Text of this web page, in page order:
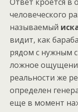
человеческого
называемый
видит, как
рядом с нужным
ложное
реальности же
определен
еще в момент